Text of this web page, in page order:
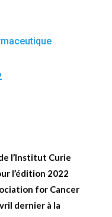
l’Institut Curie
l’édition 2022
for Cancer
dernier à la